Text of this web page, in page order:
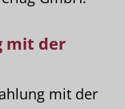
mit der
mit der